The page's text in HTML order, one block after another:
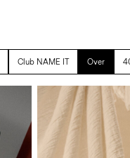
Club NAME IT Over
https://
lilatelier/lil--